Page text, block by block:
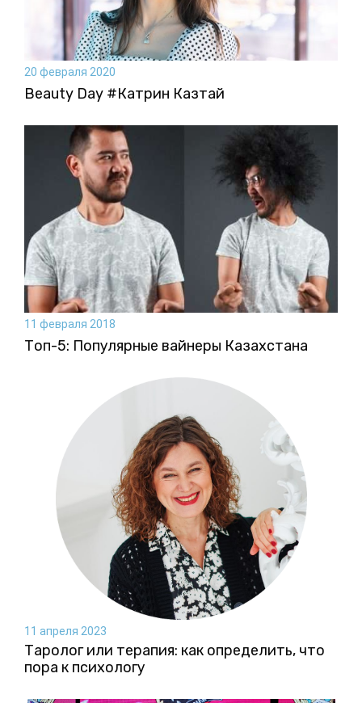
20 февраля 2020
Beauty Day #Катрин Казтай
11 февраля 2018
Топ-5: Популярные вайнеры Казахстана
11 апреля 2023
Таролог или терапия: как определить, что
пора к психологу